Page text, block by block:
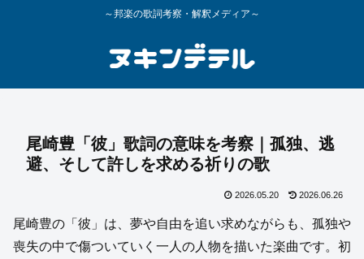
～邦楽の歌詞考察・解釈メディア～
尾崎豊「彼」歌詞の意味を考察｜孤独、逃
避、そして許しを求める祈りの歌
2026.05.20 2026.06.26
尾崎豊の「彼」は、夢や自由を追い求めながらも、孤独や
喪失の中で傷ついていく一人の人物を描いた楽曲です。初